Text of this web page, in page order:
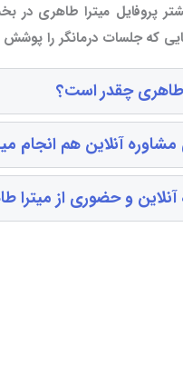
پروفایل میترا طاهری در
که جلسات درمانگر را
طاهری چقدر است؟
مشاوره آنلاین هم انجام
و حضوری از میترا